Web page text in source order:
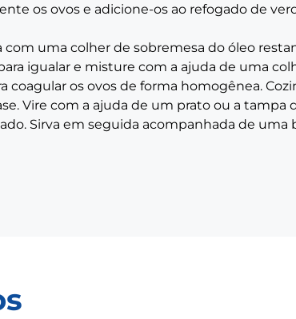
os ovos e adicione-os ao refogado de
uma colher de sobremesa do óleo
igualar e misture com a ajuda de uma
coagular os ovos de forma homogênea.
Vire com a ajuda de um prato ou a tampa
Sirva em seguida acompanhada de uma